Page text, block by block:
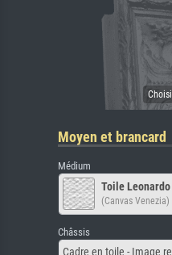
Moyen et brancard
Médium
Toile
(Canvas Venezia)
Châssis
Cadre en toile - Image